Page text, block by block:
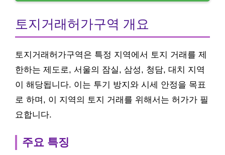
토지거래허가구역 개요
토지거래허가구역은 특정 지역에서 토지 거래를 제
한하는 제도로, 서울의 잠실, 삼성, 청담, 대치 지역
이 해당됩니다. 이는 투기 방지와 시세 안정을 목표
로 하며, 이 지역의 토지 거래를 위해서는 허가가 필
요합니다.
주요 특징